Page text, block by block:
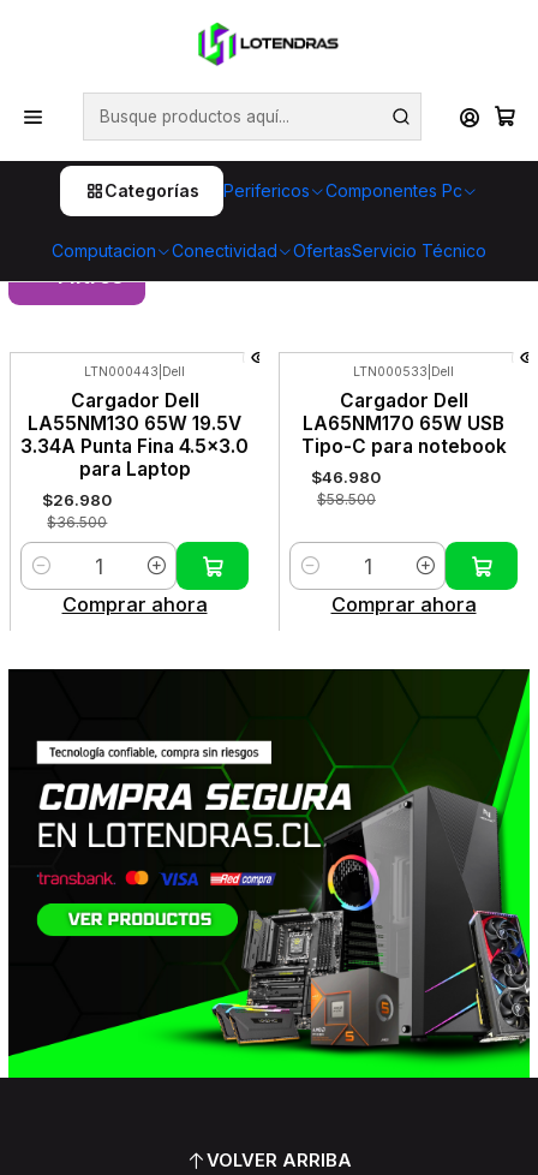
Categorías Perifericos Componentes Pc
Computacion Conectividad OfertasServicio Técnico
💥 ¡Compra HOY y retira GRATIS en tienda! 🏪🚀 Además,
aprovecha cientos de productos con Despacho Gratis 🛒📦
¡No dejes pasar esta oportunidad! 🔥
Inicio Computacion Notebooks Cargadores Notebook
Cargadores Notebook
Filtros
-26%
LTN000443 Dell
Cargador Dell
LA55NM130 65W 19.5V
3.34A Punta Fina 4.5x3.0
para Laptop
$26.980
$36.500
Cantidad
Comprar ahora
-20%
LTN000533 Dell
Cargador Dell
LA65NM170 65W USB
Tipo-C para notebook
$46.980
$58.500
Cantidad
Comprar ahora
VOLVER ARRIBA